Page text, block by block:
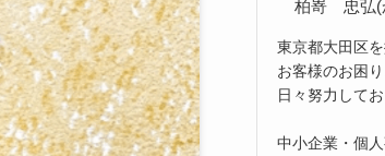
柏嵜 忠弘(
東京都大田区
お客様のお困
日々努力してお
中小企業・個